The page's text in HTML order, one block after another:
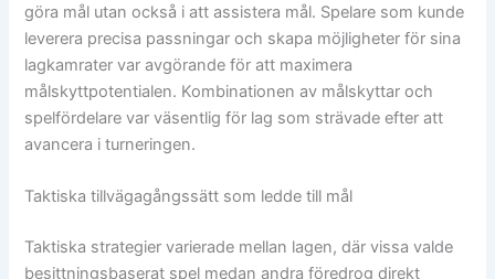
göra mål utan också i att assistera mål. Spelare som kunde
leverera precisa passningar och skapa möjligheter för sina
lagkamrater var avgörande för att maximera
målskyttpotentialen. Kombinationen av målskyttar och
spelfördelare var väsentlig för lag som strävade efter att
avancera i turneringen.
Taktiska tillvägagångssätt som ledde till mål
Taktiska strategier varierade mellan lagen, där vissa valde
besittningsbaserat spel medan andra föredrog direkt